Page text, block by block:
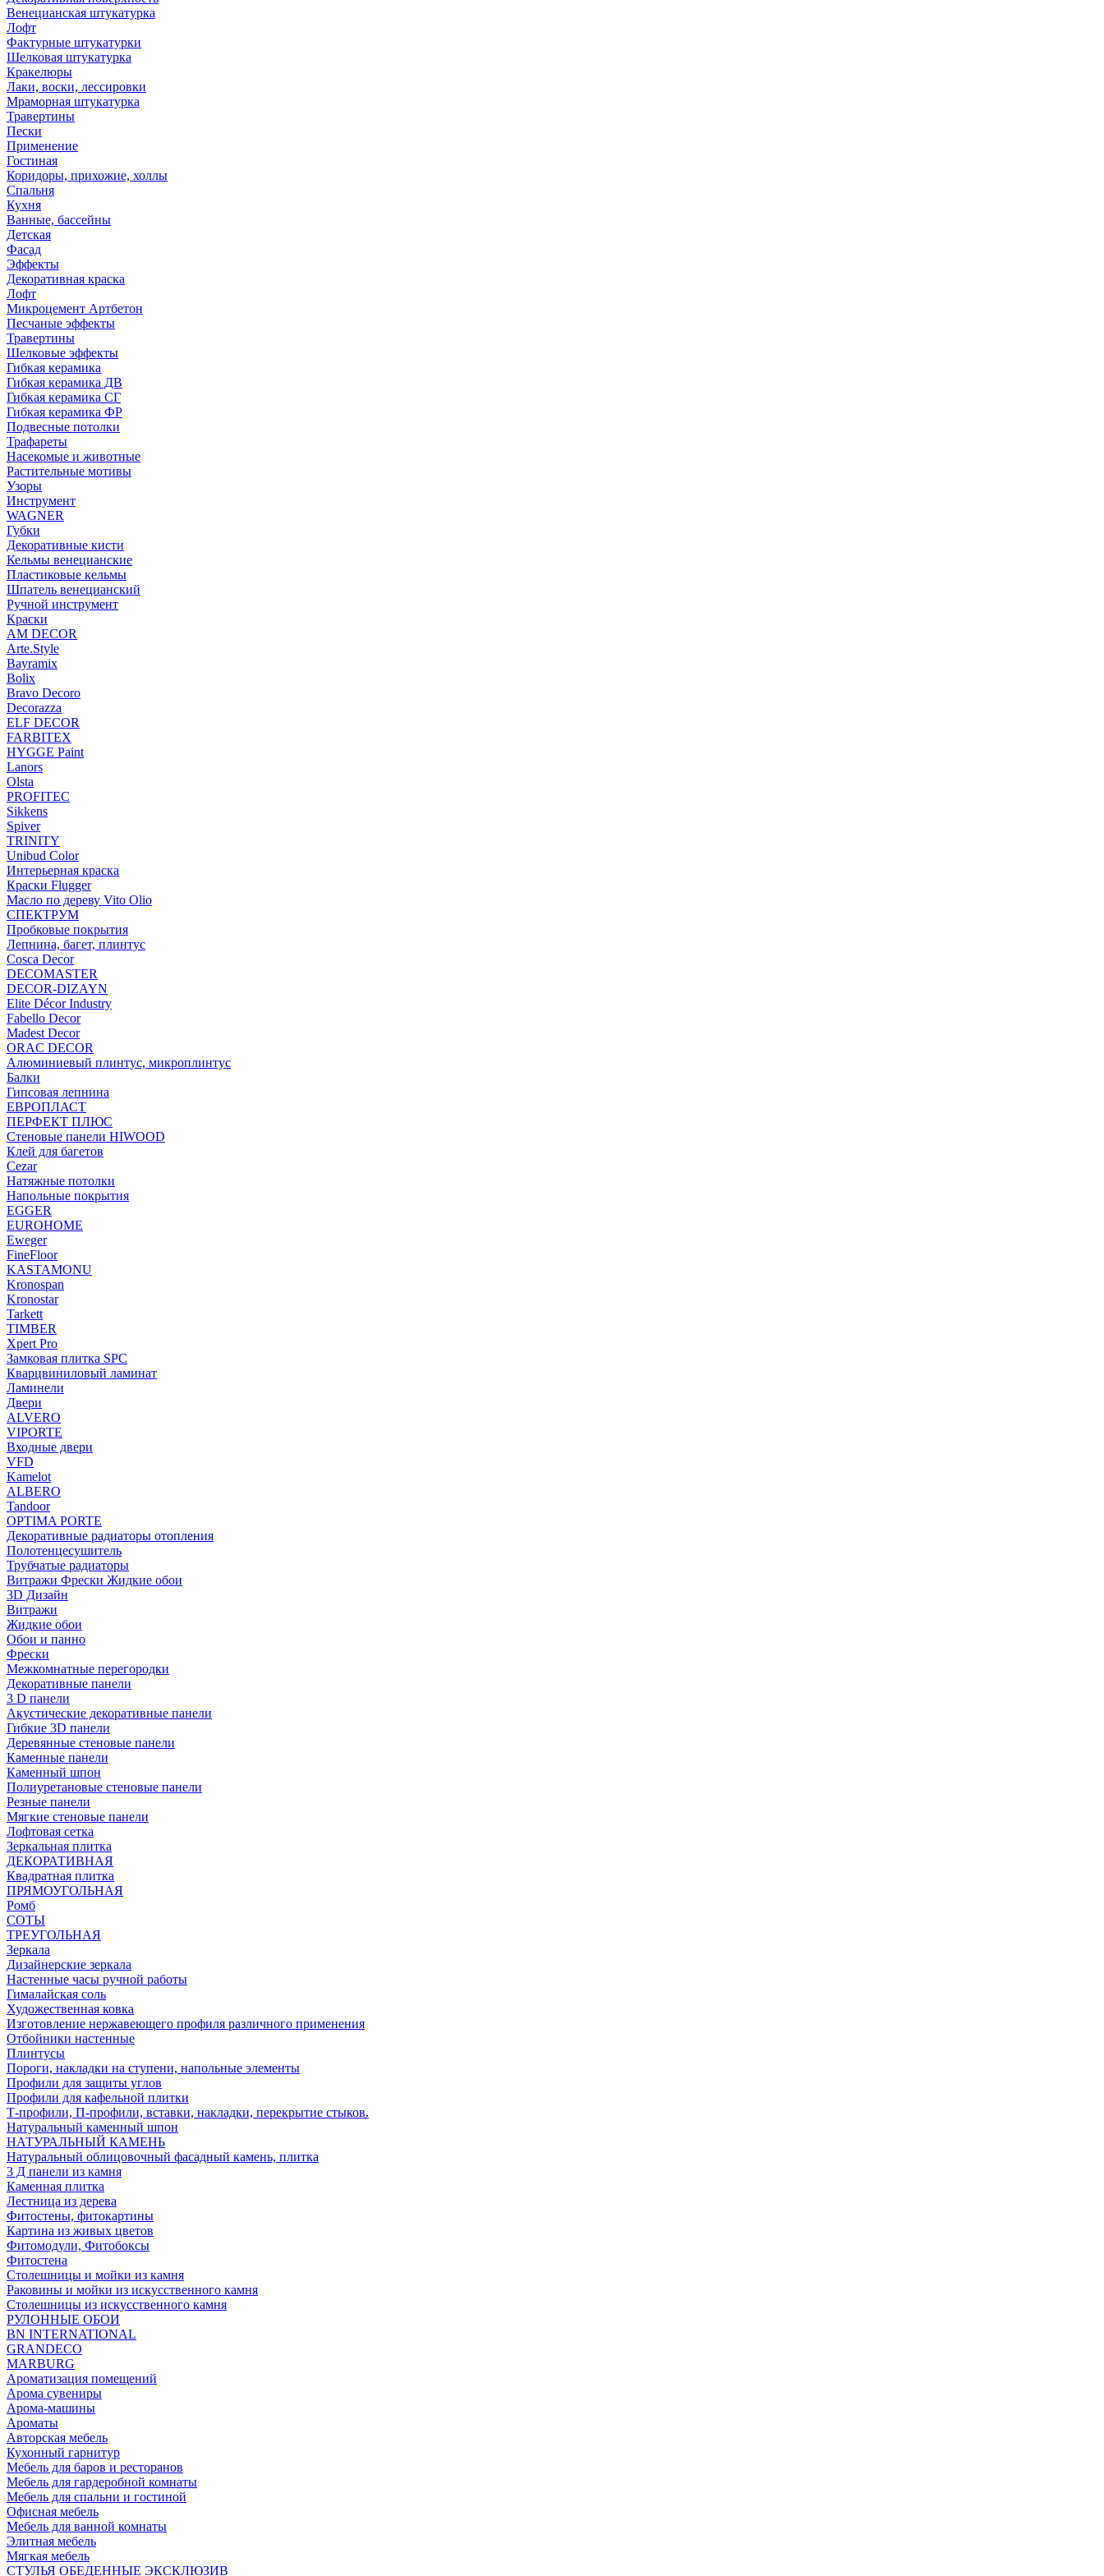
Венецианская штукатурка
Лофт
Фактурные штукатурки
Шелковая штукатурка
Кракелюры
Лаки, воски, лессировки
Мраморная штукатурка
Травертины
Пески
Применение
Гостиная
Коридоры, прихожие, холлы
Спальня
Кухня
Ванные, бассейны
Детская
Фасад
Эффекты
Декоративная краска
Лофт
Микроцемент Артбетон
Песчаные эффекты
Травертины
Шелковые эффекты
Гибкая керамика
Гибкая керамика ДВ
Гибкая керамика СГ
Гибкая керамика ФР
Подвесные потолки
Трафареты
Насекомые и животные
Растительные мотивы
Узоры
Инструмент
WAGNER
Губки
Декоративные кисти
Кельмы венецианские
Пластиковые кельмы
Шпатель венецианский
Ручной инструмент
Краски
AM DECOR
Arte.Style
Bayramix
Bolix
Bravo Decoro
Decorazza
ELF DECOR
FARBITEX
HYGGE Paint
Lanors
Olsta
PROFITEC
Sikkens
Spiver
TRINITY
Unibud Color
Интерьерная краска
Краски Flugger
Масло по дереву Vito Olio
СПЕКТРУМ
Пробковые покрытия
Лепнина, багет, плинтус
Cosca Decor
DECOMASTER
DECOR-DIZAYN
Elite Décor Industry
Fabello Decor
Madest Decor
ORAC DECOR
Алюминиевый плинтус, микроплинтус
Балки
Гипсовая лепнина
ЕВРОПЛАСТ
ПЕРФЕКТ ПЛЮС
Стеновые панели HIWOOD
Клей для багетов
Cezar
Натяжные потолки
Напольные покрытия
EGGER
EUROHOME
Eweger
FineFloor
KASTAMONU
Kronospan
Kronostar
Tarkett
TIMBER
Xpert Pro
Замковая плитка SPC
Кварцвиниловый ламинат
Ламинели
Двери
ALVERO
VIPORTE
Входные двери
VFD
Kamelot
ALBERO
Tandoor
OPTIMA PORTE
Декоративные радиаторы отопления
Полотенцесушитель
Трубчатые радиаторы
Витражи Фрески Жидкие обои
3D Дизайн
Витражи
Жидкие обои
Обои и панно
Фрески
Межкомнатные перегородки
Декоративные панели
3 D панели
Акустические декоративные панели
Гибкие 3D панели
Деревянные стеновые панели
Каменные панели
Каменный шпон
Полиуретановые стеновые панели
Резные панели
Мягкие стеновые панели
Лофтовая сетка
Зеркальная плитка
ДЕКОРАТИВНАЯ
Квадратная плитка
ПРЯМОУГОЛЬНАЯ
Ромб
СОТЫ
ТРЕУГОЛЬНАЯ
Зеркала
Дизайнерские зеркала
Настенные часы ручной работы
Гималайская соль
Художественная ковка
Изготовление нержавеющего профиля различного применения
Отбойники настенные
Плинтусы
Пороги, накладки на ступени, напольные элементы
Профили для защиты углов
Профили для кафельной плитки
Т-профили, П-профили, вставки, накладки, перекрытие стыков.
Натуральный каменный шпон
НАТУРАЛЬНЫЙ КАМЕНЬ
Натуральный облицовочный фасадный камень, плитка
3 Д панели из камня
Каменная плитка
Лестница из дерева
Фитостены, фитокартины
Картина из живых цветов
Фитомодули, Фитобоксы
Фитостена
Столешницы и мойки из камня
Раковины и мойки из искусственного камня
Столешницы из искусственного камня
РУЛОННЫЕ ОБОИ
BN INTERNATIONAL
GRANDECO
MARBURG
Ароматизация помещений
Арома сувениры
Арома-машины
Ароматы
Авторская мебель
Кухонный гарнитур
Мебель для баров и ресторанов
Мебель для гардеробной комнаты
Мебель для спальни и гостиной
Офисная мебель
Мебель для ванной комнаты
Элитная мебель
Мягкая мебель
СТУЛЬЯ ОБЕДЕННЫЕ ЭКСКЛЮЗИВ